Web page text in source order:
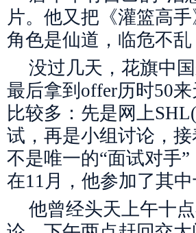
片。他又把《灌篮高
角色是仙道，临危不乱
没过几天，花旗中
最后拿到offer历时50
比较多：先是网上
试，再是小组讨论，
不是唯一的“面试对手
在11月，他参加了其
他曾经头天上午十